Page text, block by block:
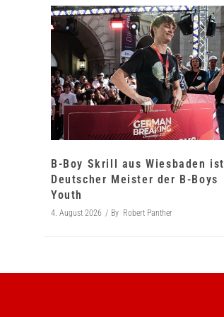
B-Boy Skrill aus Wiesbaden ist
Deutscher Meister der B-Boys
Youth
4. August 2026 By Robert Panther